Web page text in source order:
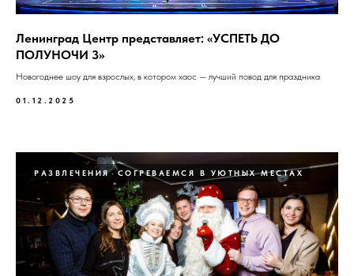
Ленинград Центр представляет: «УСПЕТЬ ДО
ПОЛУНОЧИ 3»
Новогоднее шоу для взрослых, в котором хаос — лучший повод для праздника
01.12.2025
РАЗВЛЕЧЕНИЯ СОГРЕВАЕМСЯ В УЮТНЫХ МЕСТАХ